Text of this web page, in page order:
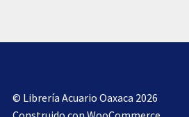
© Librería Acuario Oaxaca 2026